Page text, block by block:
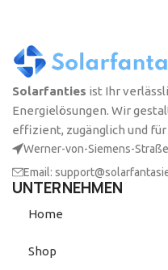
Solarfanties ist Ihr
Energielösungen. Wir
effizient, zugänglich und für
Werner-von-Siemens-
Email:
UNTERNEHMEN
Home
Shop